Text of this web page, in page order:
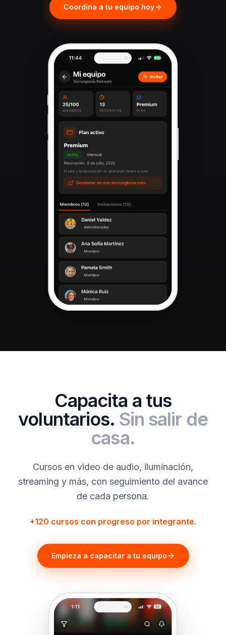
Coordina a tu equipo hoy
Capacita a tus
voluntarios. Sin salir de
casa.
Cursos en video de audio, iluminación,
streaming y más, con seguimiento del avance
de cada persona.
+120 cursos con progreso por integrante.
Empieza a capacitar a tu equipo